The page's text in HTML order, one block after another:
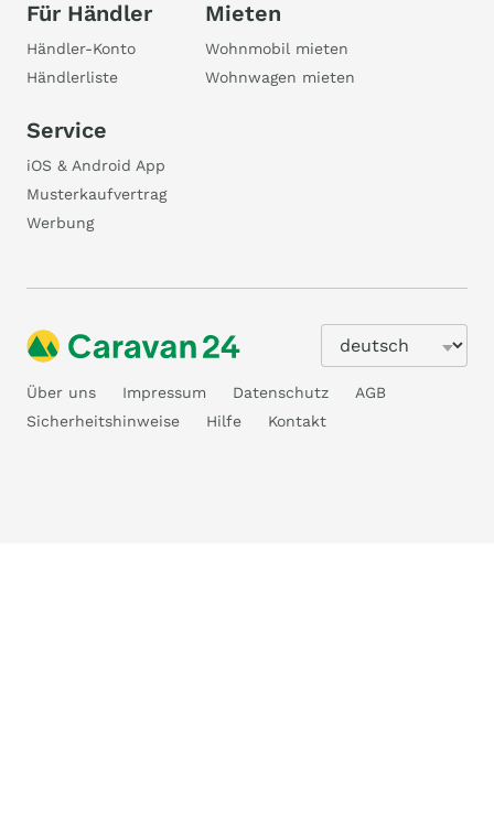
Für Händler
Händler-Konto
Händlerliste
Mieten
Wohnmobil mieten
Wohnwagen mieten
Service
iOS & Android App
Musterkaufvertrag
Werbung
Über uns Impressum Datenschutz
AGB
Sicherheitshinweise
Hilfe Kontakt